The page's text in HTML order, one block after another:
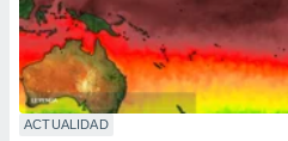
ACTUALIDAD